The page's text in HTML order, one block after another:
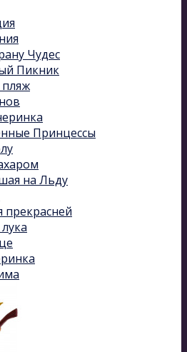
Чудес
Пикник
Принцессы
на Льду
прекрасней